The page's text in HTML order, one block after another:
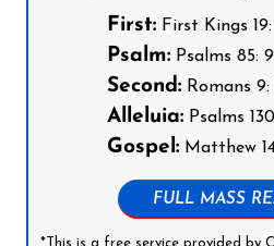
First: First Kings 19:
Psalm: Psalms 85: 9,
Second: Romans 9:
Alleluia: Psalms
Gospel: Matthew
FULL MASS
*This is a free service provided by